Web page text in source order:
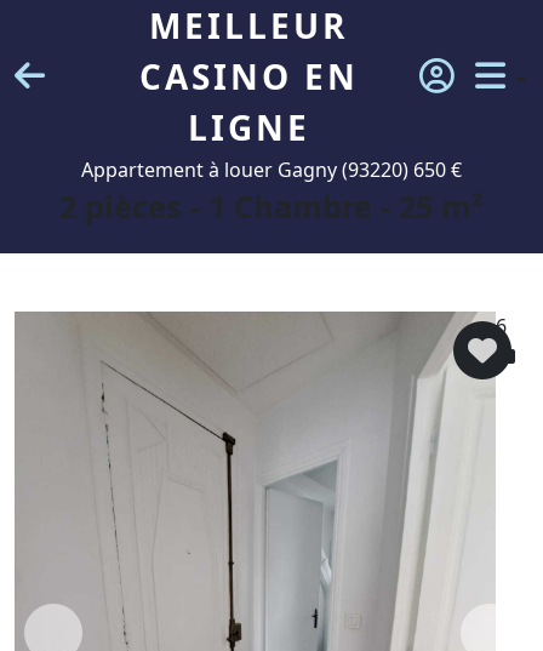
MEILLEUR
CASINO EN
LIGNE
Appartement à louer Gagny (93220) 650 €
2 pièces - 1 Chambre - 25 m²
6